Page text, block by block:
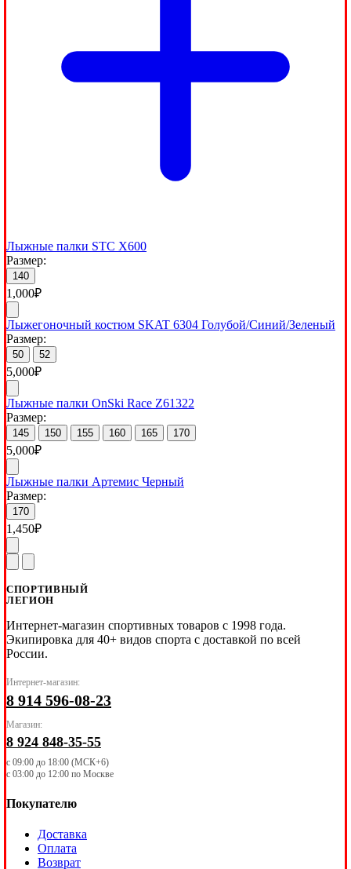
Лыжные палки STC X600
Размер:
140
1,000₽
Лыжегоночный костюм SKAT 6304 Голубой/Синий/Зеленый
Размер:
50 52
5,000₽
Лыжные палки OnSki Race Z61322
Размер:
145 150 155 160 165 170
5,000₽
Лыжные палки Артемис Черный
Размер:
170
1,450₽
СПОРТИВНЫЙ
ЛЕГИОН
Интернет-магазин спортивных товаров с 1998 года.
Экипировка для 40+ видов спорта с доставкой по всей
России.
Интернет-магазин:
8 914 596-08-23
Магазин:
8 924 848-35-55
с 09:00 до 18:00 (МСК+6)
с 03:00 до 12:00 по Москве
Покупателю
Доставка
Оплата
Возврат